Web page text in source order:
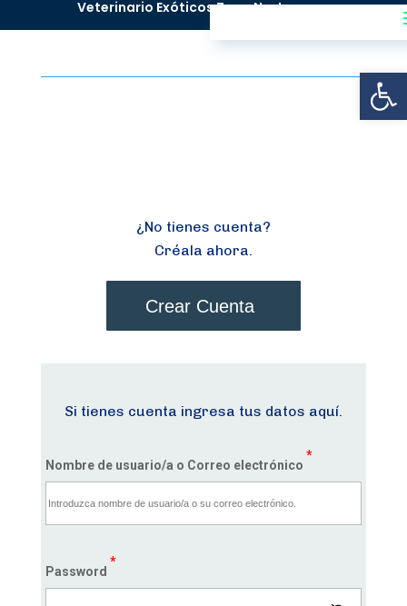
Abrir
Veterinario Exóticos Zona Norte
¿No tienes cuenta?
Créala ahora.
Crear Cuenta
Si tienes cuenta ingresa tus datos aquí.
Nombre de usuario/a o Correo electrónico
*
Password
*